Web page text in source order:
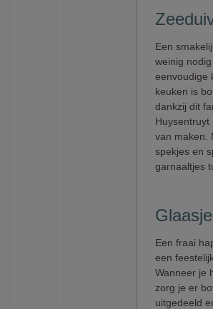
Een
weinig
eenvoudige
keuken is
dankzij dit
Huysentruyt
van maken.
spekjes en
garnaaltjes
Een fraai
een
Wanneer je
zorg je er
uitgedeeld